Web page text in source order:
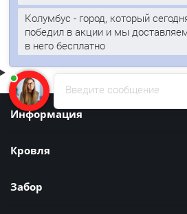
Быстрый заказ
Информация
Кровля
Забор
Введите сообщение
Колумбус - город, который
победил в акции и мы
в него бесплатно